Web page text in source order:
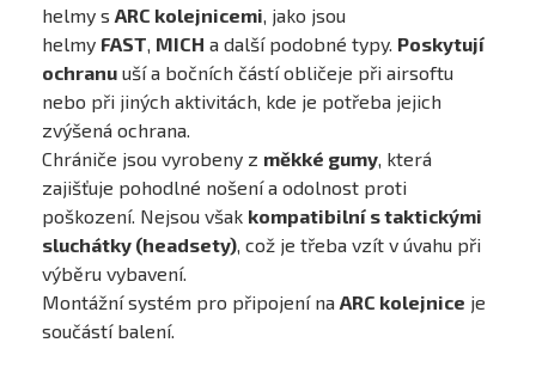
helmy s ARC kolejnicemi , jako jsou
helmy FAST MICH a další podobné typy. Poskytují
ochranu uší a bočních částí obličeje při airsoftu
nebo při jiných aktivitách, kde je potřeba jejich
zvýšená ochrana.
Chrániče jsou vyrobeny z měkké gumy , která
zajišťuje pohodlné nošení a odolnost proti
poškození. Nejsou však kompatibilní s taktickými
sluchátky (headsety) , což je třeba vzít v úvahu při
výběru vybavení.
Montážní systém pro připojení na ARC kolejnice je
součástí balení.